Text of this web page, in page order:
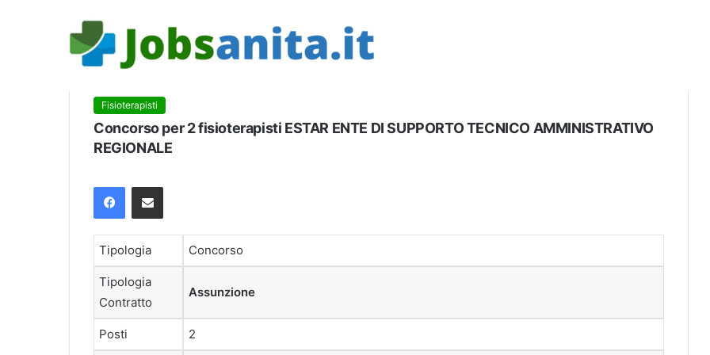
Fisioterapisti
Concorso per 2 fisioterapisti ESTAR ENTE DI SUPPORTO TECNICO AMMINISTRATIVO
REGIONALE
FacebookCondividi via mail
Tipologia Concorso
Tipologia
Contratto
Assunzione
Posti 2